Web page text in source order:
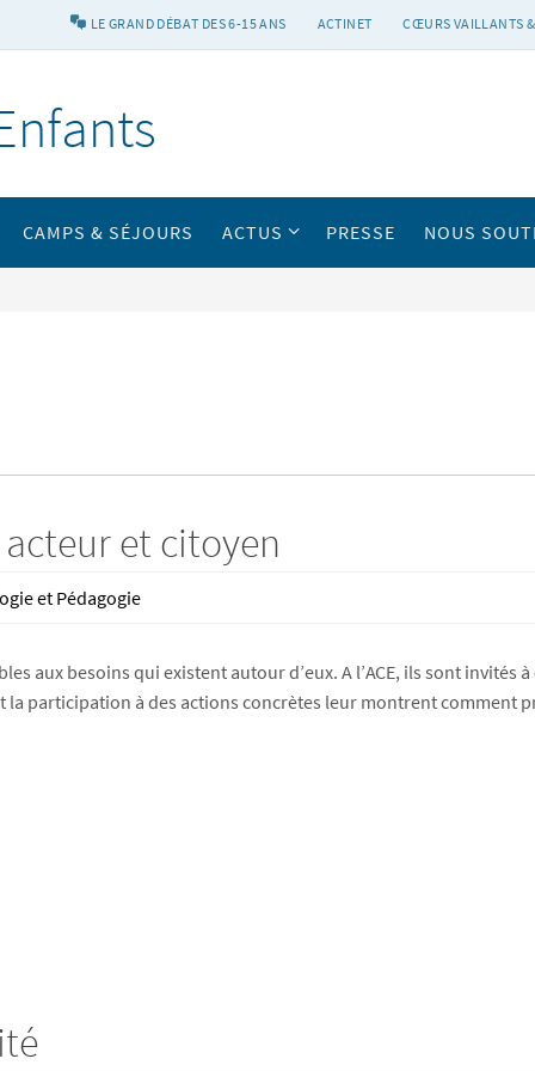
LE GRAND DÉBAT DES 6-15 ANS ACTINET CŒURS VAILLANTS
CAMPS & SÉJOURS ACTUS PRESSE NOUS
et citoyen
et Pédagogie
aux besoins qui existent autour d’eux. A l’ACE, ils sont
la participation à des actions concrètes leur montrent comment